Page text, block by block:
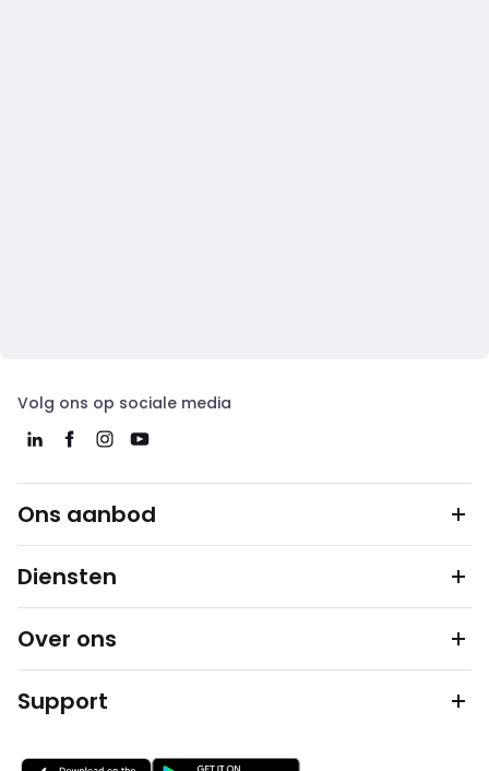
Volg ons op sociale media
Ons aanbod
Diensten
Over ons
Support